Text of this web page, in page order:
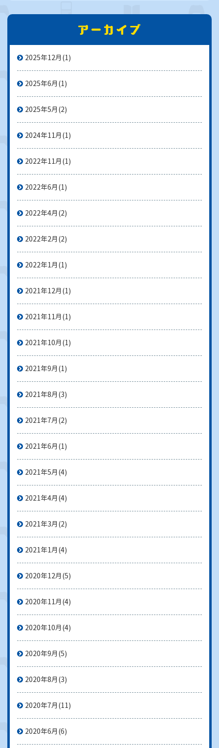
2025年12月 (1)
2025年6月 (1)
2025年5月 (2)
2024年11月 (1)
2022年11月 (1)
2022年6月 (1)
2022年4月 (2)
2022年2月 (2)
2022年1月 (1)
2021年12月 (1)
2021年11月 (1)
2021年10月 (1)
2021年9月 (1)
2021年8月 (3)
2021年7月 (2)
2021年6月 (1)
2021年5月 (4)
2021年4月 (4)
2021年3月 (2)
2021年1月 (4)
2020年12月 (5)
2020年11月 (4)
2020年10月 (4)
2020年9月 (5)
2020年8月 (3)
2020年7月 (11)
2020年6月 (6)